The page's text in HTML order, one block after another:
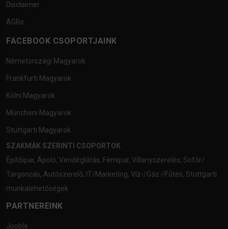
Disclaimer
AGBs
FACEBOOK CSOPORTJAINK
Németországi Magyarok
Frankfurti Magyarok
Kölni Magyarok
Müncheni Magyarok
Stuttgarti Magyarok
SZAKMÁK SZERINTI CSOPORTOK
Építőipar, Ápoló, Vendéglátás, Fémipar, Villanyszerelés, Sofőr/
Targoncás, Autószerelő, IT/Marketing, Víz-/Gáz-/Fűtés, Stuttgarti
munkalehetőségek
PARTNEREINK
Jooble